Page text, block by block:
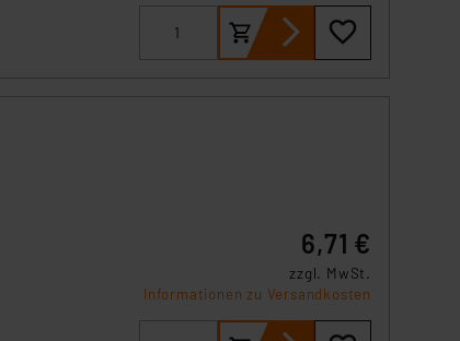
6,71 €
zzgl. MwSt.
Informationen zu Versandkosten